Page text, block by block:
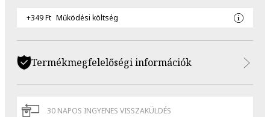
+349 Ft Működési költség
Termékmegfelelőségi információk
30 NAPOS INGYENES VISSZAKÜLDÉS